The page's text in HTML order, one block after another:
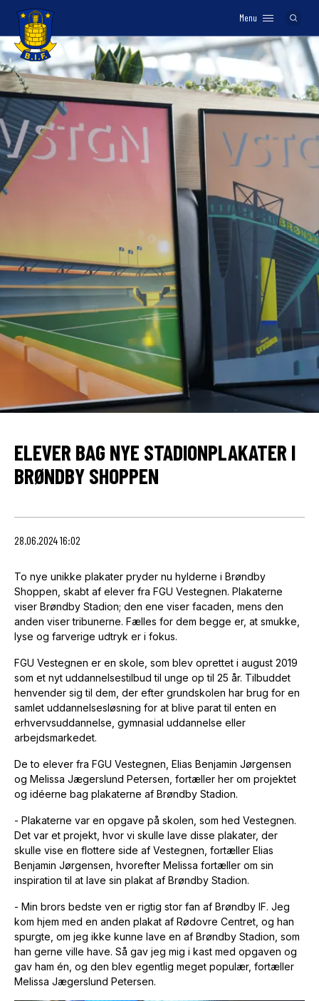
Logo
Menu
ELEVER BAG NYE STADIONPLAKATER I
BRØNDBY SHOPPEN
28.06.2024 16:02
To nye unikke plakater pryder nu hylderne i Brøndby
Shoppen, skabt af elever fra FGU Vestegnen. Plakaterne
viser Brøndby Stadion; den ene viser facaden, mens den
anden viser tribunerne. Fælles for dem begge er, at smukke,
lyse og farverige udtryk er i fokus.
FGU Vestegnen er en skole, som blev oprettet i august 2019
som et nyt uddannelsestilbud til unge op til 25 år. Tilbuddet
henvender sig til dem, der efter grundskolen har brug for en
samlet uddannelsesløsning for at blive parat til enten en
erhvervsuddannelse, gymnasial uddannelse eller
arbejdsmarkedet.
De to elever fra FGU Vestegnen, Elias Benjamin Jørgensen
og Melissa Jægerslund Petersen, fortæller her om projektet
og idéerne bag plakaterne af Brøndby Stadion.
- Plakaterne var en opgave på skolen, som hed Vestegnen.
Det var et projekt, hvor vi skulle lave disse plakater, der
skulle vise en flottere side af Vestegnen, fortæller Elias
Benjamin Jørgensen, hvorefter Melissa fortæller om sin
inspiration til at lave sin plakat af Brøndby Stadion.
- Min brors bedste ven er rigtig stor fan af Brøndby IF. Jeg
kom hjem med en anden plakat af Rødovre Centret, og han
spurgte, om jeg ikke kunne lave en af Brøndby Stadion, som
han gerne ville have. Så gav jeg mig i kast med opgaven og
gav ham én, og den blev egentlig meget populær, fortæller
Melissa Jægerslund Petersen.